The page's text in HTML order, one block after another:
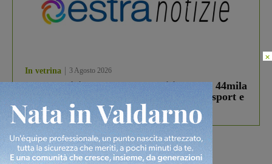
In vetrina 3 Agosto 2026
Estra Notizie agosto: Smart Cities, oltre 44mila
studenti coinvolti, torna il bando per lo sport e
debutta il podcast Estrair
×